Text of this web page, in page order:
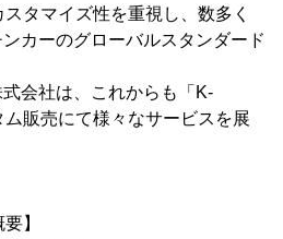
スタマイズ性を重視し、数多く
カーのグローバルスタンダード
会社は、これからも「K-
販売にて様々なサービスを展
】